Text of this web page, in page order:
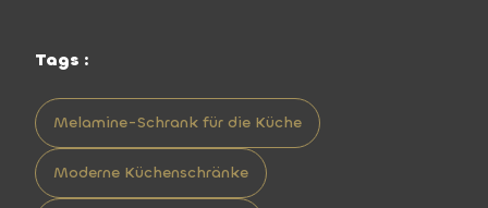
Tags :
Melamine-Schrank für die Küche
Moderne Küchenschränke